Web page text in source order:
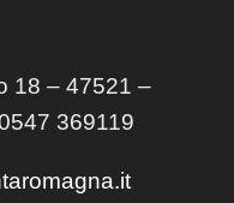
18 – 47521 –
369119